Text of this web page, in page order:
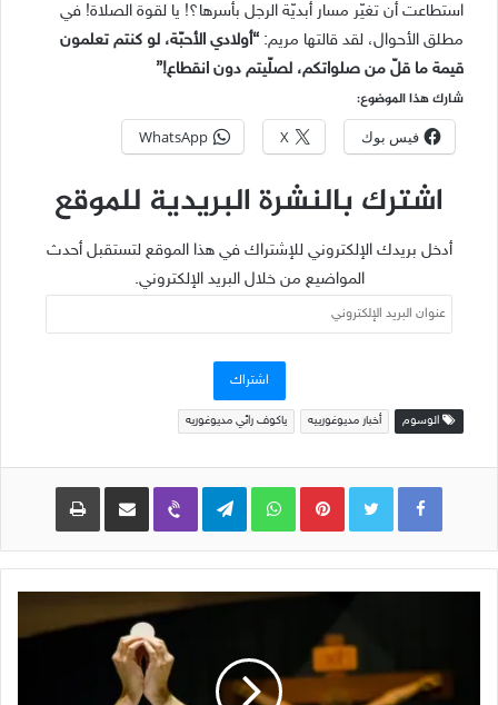
استطاعت أن تغيّر مسار أبديّة الرجل بأسرها؟! يا لقوة الصلاة! في
مطلق الأحوال، لقد قالتها مريم: “أولادي الأحبّة، لو كنتم تعلمون
قيمة ما قلّ من صلواتكم، لصلّيتم دون انقطاع!”
شارك هذا الموضوع:
فيس بوك X
WhatsApp
اشترك بالنشرة البريدية للموقع
أدخل بريدك الإلكتروني للإشتراك في هذا الموقع لتستقبل أحدث
المواضيع من خلال البريد الإلكتروني.
عنوان
البريد
اشتراك
الوسوم أخبار مديوغورييه ياكوف رائي مديوغوريه
Pinterest
WhatsApp
Telegram
Viber مشاركة عبر البريد طباعة